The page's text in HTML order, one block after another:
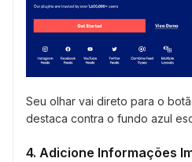
Seu olhar vai direto para o
destaca contra o fundo azul
4. Adicione Informações